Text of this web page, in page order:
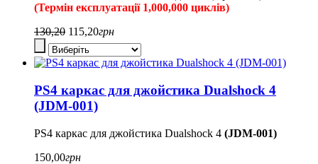
(Термін експлуатації 1,000,000 циклів)
130,20 115,20грн
PS4 каркас для джойстика Dualshock 4
(JDM-001)
PS4 каркас для джойстика Dualshock 4 (JDM-001)
150,00грн